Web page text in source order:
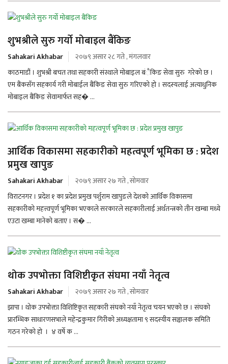
शुभश्रीले सुरु गर्याे मोबाइल बैंकिङ
Sahakari Akhabar
२०७९ असार २८ गते , मंगलवार
काठमाडौं । शुभश्री बचत तथा सहकारी संस्थाले मोबाइल बंैकिङ सेवा सुरु गरेको छ ।
एम बैंकसँग सहकार्य गरी मोबाईल बैंकिङ सेवा सुरु गरिएको हो । सदस्यलाई अत्याधुनिक
मोबाइल बैंकिङ सेवामार्फत सह� ...
आर्थिक विकासमा सहकारीको महत्वपूर्ण भूमिका छ : प्रदेश
प्रमुख खापुङ
Sahakari Akhabar
२०७९ असार २७ गते , सोमवार
विराटनगर । प्रदेश १ का प्रदेश प्रमुख पर्शुराम खापुङले देशको आर्थिक विकासमा
सहकारीको महत्त्वपूर्ण भूमिका भएकाले सरकारले सहकारीलाई अर्थतन्त्रको तीन खम्बा मध्ये
एउटा खम्बा मानेको बताए । स� ...
थोक उपभोक्ता विशिष्टीकृत संघमा नयाँ नेतृत्व
Sahakari Akhabar
२०७९ असार २७ गते , सोमवार
झापा । थोक उपभोक्ता विशिष्टिकृत सहकारी संघको नयाँ नेतृत्व चयन भएको छ । संघको
प्रारम्भिक साधारणसभाले महेन्द्रकुमार गिरीको अध्यक्षतामा ९ सदस्यीय सञ्चालक समिति
गठन गरेको हो । ४ वर्षे क ...